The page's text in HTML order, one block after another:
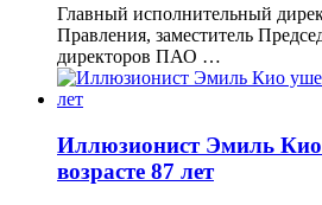
Главный исполнительный
Правления, заместитель
директоров ПАО …
Иллюзионист Эмиль
возрасте 87 лет